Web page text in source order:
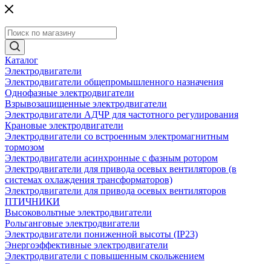
Каталог
Электродвигатели
Электродвигатели общепромышленного назначения
Однофазные электродвигатели
Взрывозащищенные электродвигатели
Электродвигатели АДЧР для частотного регулирования
Крановые электродвигатели
Электродвигатели со встроенным электромагнитным
тормозом
Электродвигатели асинхронные с фазным ротором
Электродвигатели для привода осевых вентиляторов (в
системах охлаждения трансформаторов)
Электродвигатели для привода осевых вентиляторов
ПТИЧНИКИ
Высоковольтные электродвигатели
Рольганговые электродвигатели
Электродвигатели пониженной высоты (IP23)
Энергоэффективные электродвигатели
Электродвигатели с повышенным скольжением